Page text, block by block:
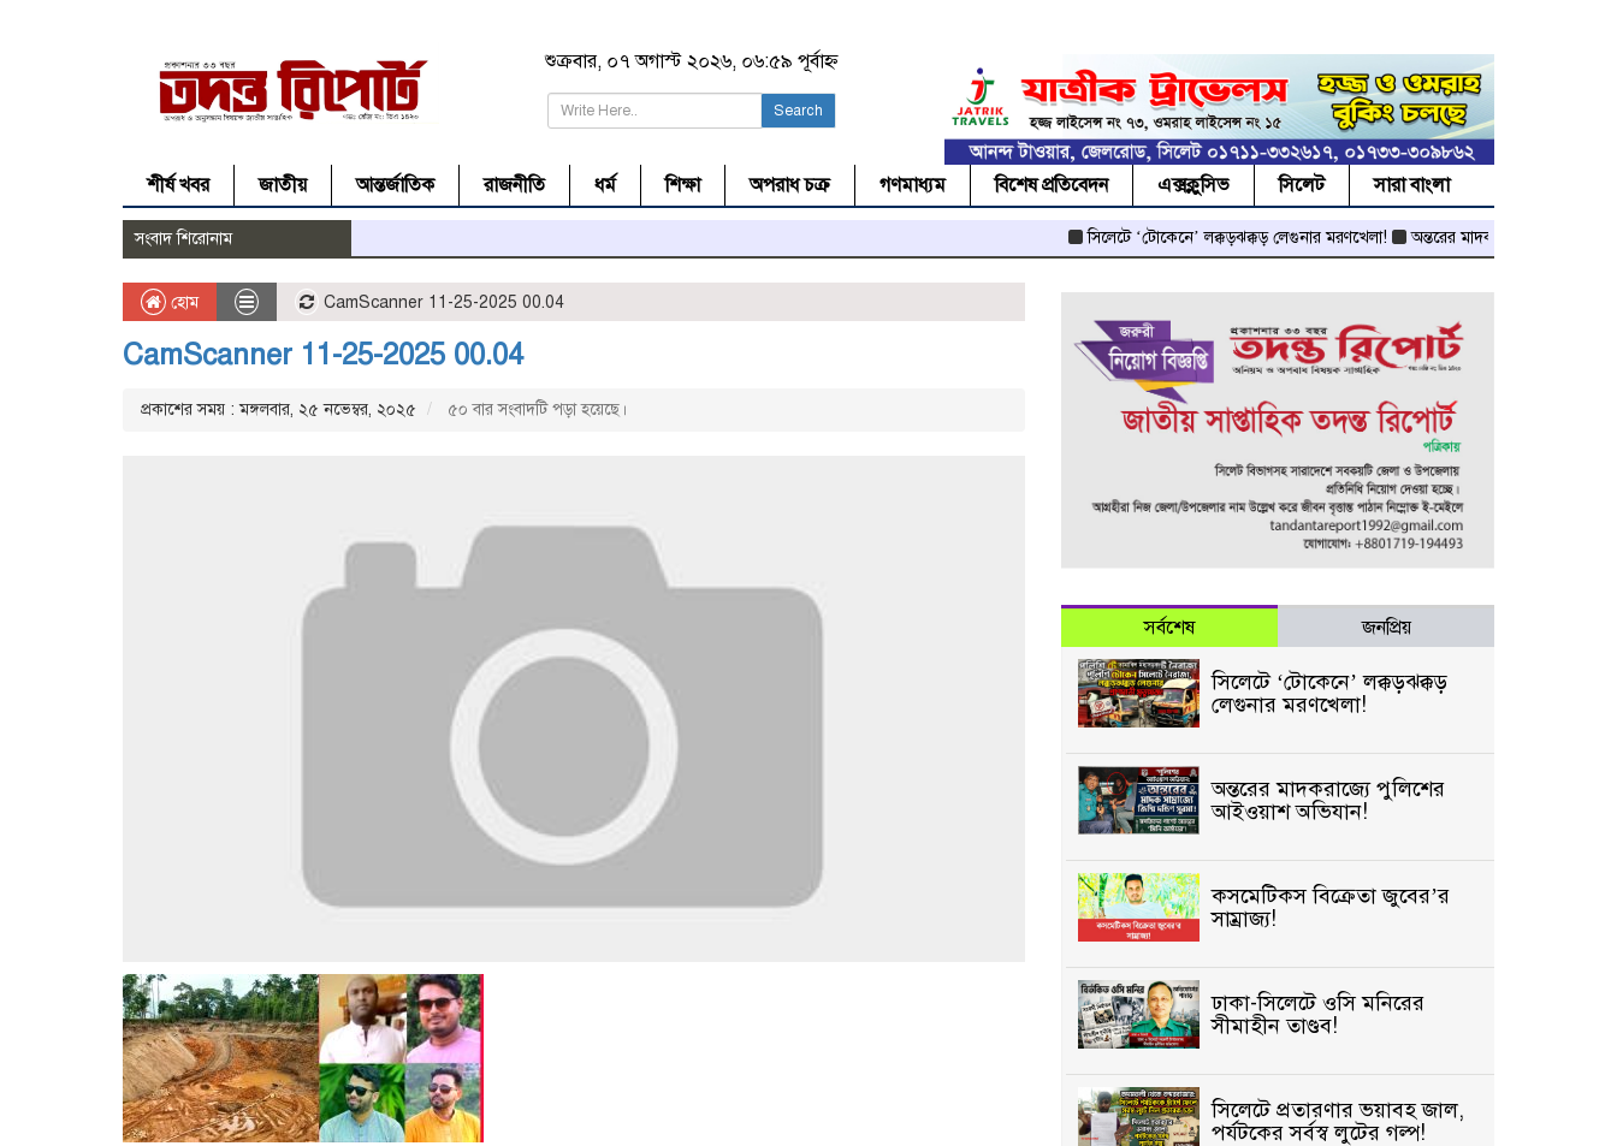
শুক্রবার, ০৭ অগাস্ট ২০২৬, ০৬:৫৯ পূর্বাহ্ন
Search
শীর্ষ খবর জাতীয় আন্তর্জাতিক রাজনীতি ধর্ম শিক্ষা অপরাধ চক্র গণমাধ্যম বিশেষ প্রতিবেদন এক্সক্লুসিভ সিলেট সারা বাংলা
সংবাদ শিরোনাম সিলেটে ‘টোকেনে’ লক্কড়ঝক্কড় লেগুনার মরণখেলা! অন্তরের মাদকরাজ্যে পুলিশের আইওয়াশ
হোম CamScanner 11-25-2025 00.04
CamScanner 11-25-2025 00.04
প্রকাশের সময় : মঙ্গলবার, ২৫ নভেম্বর, ২০২৫ ৫০ বার সংবাদটি পড়া হয়েছে।
সর্বশেষ জনপ্রিয়
সিলেটে ‘টোকেনে’ লক্কড়ঝক্কড়
লেগুনার মরণখেলা!
অন্তরের মাদকরাজ্যে পুলিশের
আইওয়াশ অভিযান!
কসমেটিকস বিক্রেতা জুবের’র
সাম্রাজ্য!
ঢাকা-সিলেটে ওসি মনিরের
সীমাহীন তাণ্ডব!
সিলেটে প্রতারণার ভয়াবহ জাল,
পর্যটকের সর্বস্ব লুটের গল্প!